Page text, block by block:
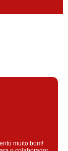
muito bom!